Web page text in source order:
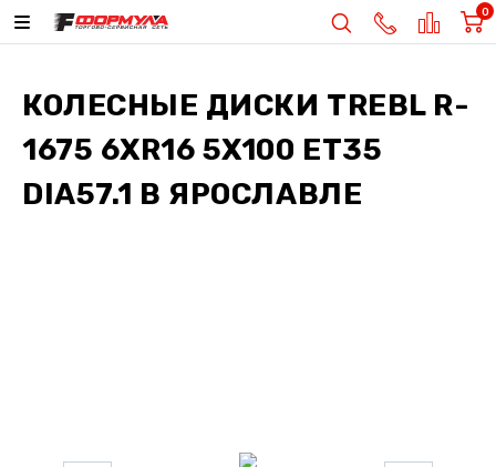
0
КОЛЕСНЫЕ ДИСКИ TREBL R-
1675 6XR16 5X100 ET35
DIA57.1 В ЯРОСЛАВЛЕ